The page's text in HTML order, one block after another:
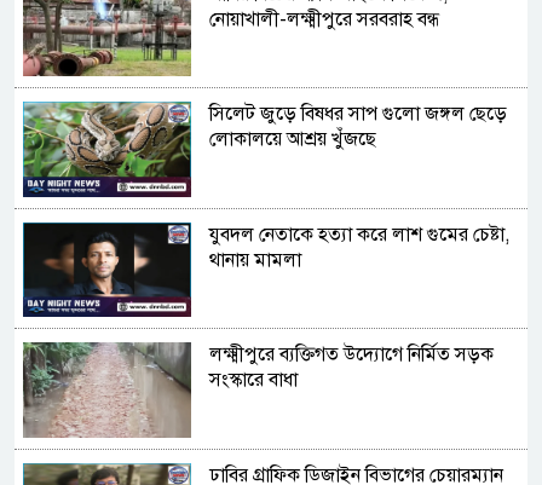
নোয়াখালী-লক্ষ্মীপুরে সরবরাহ বন্ধ
সিলেট জুড়ে বিষধর সাপ গুলো জঙ্গল ছেড়ে
লোকালয়ে আশ্রয় খুঁজছে
যুবদল নেতাকে হত্যা করে লাশ গুমের চেষ্টা,
থানায় মামলা
লক্ষ্মীপুরে ব্যক্তিগত উদ্যোগে নির্মিত সড়ক
সংস্কারে বাধা
ঢাবির গ্রাফিক ডিজাইন বিভাগের চেয়ারম্যান